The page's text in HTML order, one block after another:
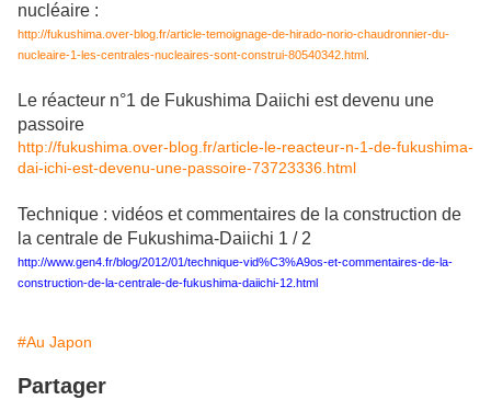
nucléaire :
http://fukushima.over-blog.fr/article-temoignage-de-hirado-norio-chaudronnier-du-
nucleaire-1-les-centrales-nucleaires-sont-construi-80540342.html
Le réacteur n°1 de Fukushima Daiichi est devenu une
passoire
http://fukushima.over-blog.fr/article-le-reacteur-n-1-de-fukushima-
dai-ichi-est-devenu-une-passoire-73723336.html
Technique : vidéos et commentaires de la construction de
la centrale de Fukushima-Daiichi 1 / 2
http://www.gen4.fr/blog/2012/01/technique-vid%C3%A9os-et-commentaires-de-la-
construction-de-la-centrale-de-fukushima-daiichi-12.html
#Au Japon
Partager